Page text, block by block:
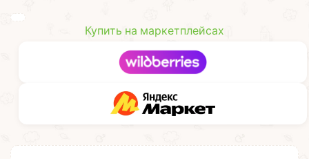
Купить на маркетплейсах